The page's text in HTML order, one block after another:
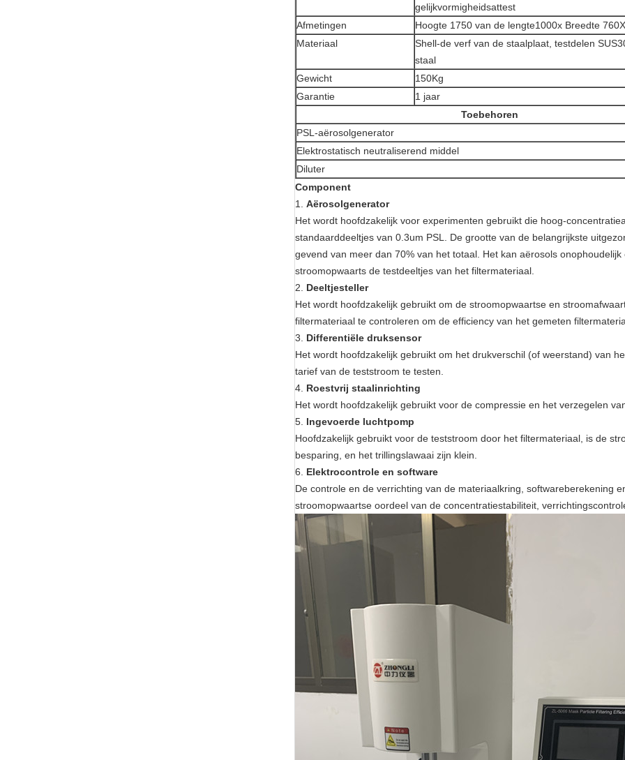
gelijkvormigheidsattest
Afmetingen
Hoogte 1750 van de lengte1000x Breedte
Materiaal
Shell-de verf van de staalplaat, testdelen
staal
Gewicht
150Kg
Garantie
1 jaar
Toebehoren
PSL-aërosolgenerator
Elektrostatisch neutraliserend middel
Diluter
Component
1. Aërosolgenerator
Het wordt hoofdzakelijk voor experimenten gebruikt die hoog-
standaarddeeltjes van 0.3um PSL. De grootte van de belangrijkste
gevend van meer dan 70% van het totaal. Het kan aërosols
stroomopwaarts de testdeeltjes van het filtermateriaal.
2. Deeltjesteller
Het wordt hoofdzakelijk gebruikt om de stroomopwaartse en
filtermateriaal te controleren om de efficiency van het gemeten
3. Differentiële druksensor
Het wordt hoofdzakelijk gebruikt om het drukverschil (of weerstand) van
tarief van de teststroom te testen.
4. Roestvrij staalinrichting
Het wordt hoofdzakelijk gebruikt voor de compressie en het verzegelen
5. Ingevoerde luchtpomp
Hoofdzakelijk gebruikt voor de teststroom door het filtermateriaal, is de
besparing, en het trillingslawaai zijn klein.
6. Elektrocontrole en software
De controle en de verrichting van de materiaalkring, softwareberekening
stroomopwaartse oordeel van de concentratiestabiliteit,